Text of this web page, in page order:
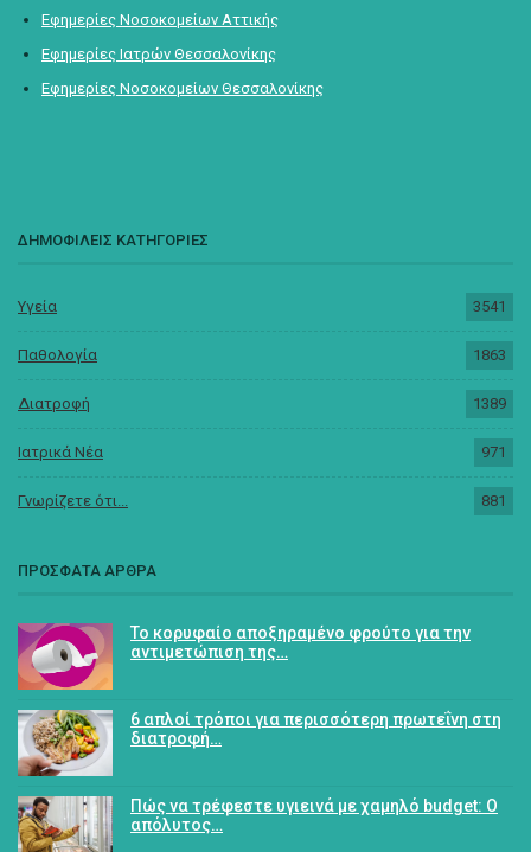
Εφημερίες Νοσοκομείων Αττικής
Εφημερίες Ιατρών Θεσσαλονίκης
Εφημερίες Νοσοκομείων Θεσσαλονίκης
ΔΗΜΟΦΙΛΕΙΣ ΚΑΤΗΓΟΡΙΕΣ
Υγεία 3541
Παθολογία 1863
Διατροφή 1389
Ιατρικά Νέα 971
Γνωρίζετε ότι... 881
ΠΡΟΣΦΑΤΑ ΑΡΘΡΑ
Το κορυφαίο αποξηραμένο φρούτο για την
αντιμετώπιση της…
6 απλοί τρόποι για περισσότερη πρωτεΐνη στη
διατροφή…
Πώς να τρέφεστε υγιεινά με χαμηλό budget: Ο
απόλυτος…